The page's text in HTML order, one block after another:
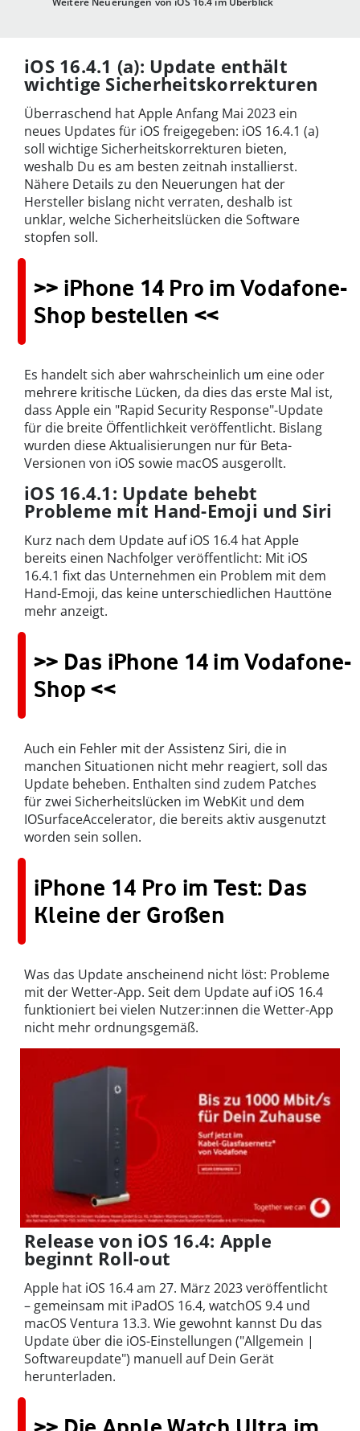
iOS 16.4.1 (a): Update enthält
wichtige Sicherheitskorrekturen
Überraschend hat Apple Anfang Mai 2023 ein
neues Updates für iOS freigegeben: iOS 16.4.1 (a)
soll wichtige Sicherheitskorrekturen bieten,
weshalb Du es am besten zeitnah installierst.
Nähere Details zu den Neuerungen hat der
Hersteller bislang nicht verraten, deshalb ist
unklar, welche Sicherheitslücken die Software
stopfen soll.
>> iPhone 14 Pro im Vodafone-
Shop bestellen <<
Es handelt sich aber wahrscheinlich um eine oder
mehrere kritische Lücken, da dies das erste Mal ist,
dass Apple ein "Rapid Security Response"-Update
für die breite Öffentlichkeit veröffentlicht. Bislang
wurden diese Aktualisierungen nur für Beta-
Versionen von iOS sowie macOS ausgerollt.
iOS 16.4.1: Update behebt
Probleme mit Hand-Emoji und Siri
Kurz nach dem Update auf iOS 16.4 hat Apple
bereits einen Nachfolger veröffentlicht: Mit iOS
16.4.1 fixt das Unternehmen ein Problem mit dem
Hand-Emoji, das keine unterschiedlichen Hauttöne
mehr anzeigt.
>> Das iPhone 14 im Vodafone-
Shop <<
Auch ein Fehler mit der Assistenz Siri, die in
manchen Situationen nicht mehr reagiert, soll das
Update beheben. Enthalten sind zudem Patches
für zwei Sicherheitslücken im WebKit und dem
IOSurfaceAccelerator, die bereits aktiv ausgenutzt
worden sein sollen.
iPhone 14 Pro im Test: Das
Kleine der Großen
Was das Update anscheinend nicht löst: Probleme
mit der Wetter-App. Seit dem Update auf iOS 16.4
funktioniert bei vielen Nutzer:innen die Wetter-App
nicht mehr ordnungsgemäß.
Release von iOS 16.4: Apple
beginnt Roll-out
Apple hat iOS 16.4 am 27. März 2023 veröffentlicht
– gemeinsam mit iPadOS 16.4, watchOS 9.4 und
macOS Ventura 13.3. Wie gewohnt kannst Du das
Update über die iOS-Einstellungen ("Allgemein |
Softwareupdate") manuell auf Dein Gerät
herunterladen.